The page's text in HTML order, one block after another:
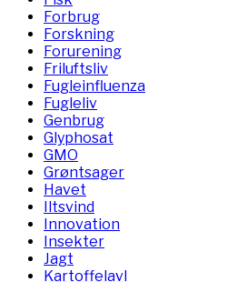
Forbrug
Forskning
Forurening
Friluftsliv
Fugleinfluenza
Fugleliv
Genbrug
Glyphosat
GMO
Grøntsager
Havet
Iltsvind
Innovation
Insekter
Jagt
Kartoffelavl